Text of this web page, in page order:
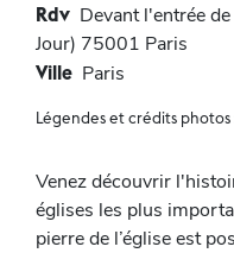
Rdv Devant l'entrée
Jour) 75001 Paris
Ville Paris
Légendes et crédits photos
Venez découvrir
églises les plus
pierre de l’église est